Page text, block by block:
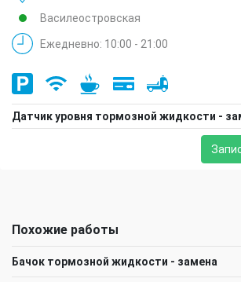
Василеостровская
Ежедневно: 10:00 - 21:00
Датчик уровня тормозной жидкости -
Похожие работы
Бачок тормозной жидкости - замена